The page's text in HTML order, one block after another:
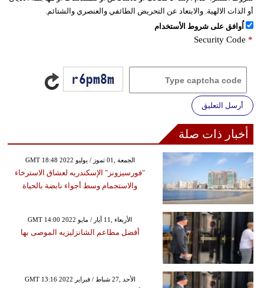
أو الذات الالهية. والابتعاد عن التحريض الطائفي والعنصري والشتائم.
اُوافق على شروط الأستخدام
Security Code *
أرسل التعليق
أخبار ذات صلة
GMT 18:48 2022 الجمعة ,01 تموز / يوليو
"فورسيزونز" الإسكندريه لعشاق الاسترخاء
والاستجمام وسط أجواء نابضة بالحياة
GMT 14:00 2022 الأربعاء ,11 أيار / مايو
أفضل مطاعم الشانزليزيه الموصى بها
GMT 13:16 2022 الأحد ,27 شباط / فبراير